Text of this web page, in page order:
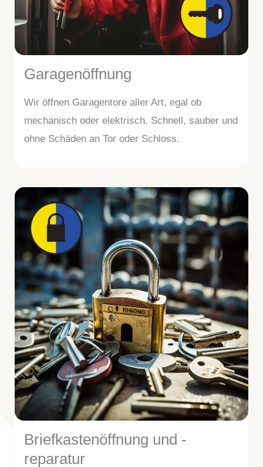
Garagenöffnung
Wir öffnen Garagentore aller Art, egal ob
mechanisch oder elektrisch. Schnell, sauber und
ohne Schäden an Tor oder Schloss.
Briefkastenöffnung und -
reparatur